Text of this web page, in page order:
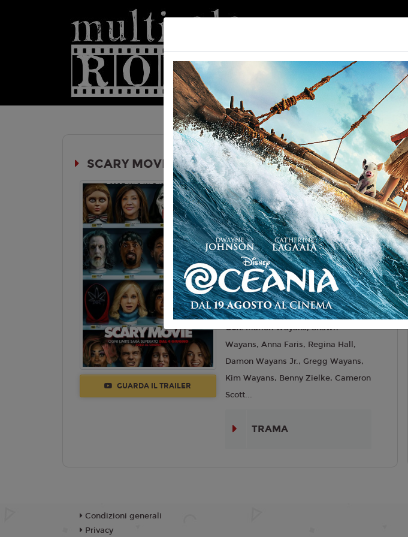
Home | Biglietteria Prossimamente
SCARY MOVIE
GUARDA IL TRAILER
Durata: 95 min
Genere:Commedia, Horror
Lingua:Italiano
Regia:Michael Tiddes
Anno:2026
Con:Marlon Wayans, Shawn
Wayans, Anna Faris, Regina Hall,
Damon Wayans Jr., Gregg Wayans,
Kim Wayans, Benny Zielke, Cameron
Scott...
TRAMA
Condizioni generali
Privacy